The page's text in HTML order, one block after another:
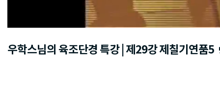
우학스님의 육조단경 특강 | 제29강 제칠기연품5